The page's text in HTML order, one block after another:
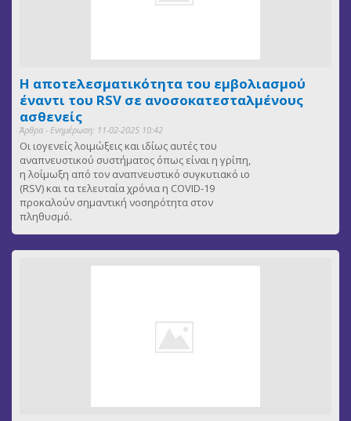
Η αποτελεσματικότητα του εμβολιασμού
έναντι του RSV σε ανοσοκατεσταλμένους
ασθενείς
Άρθρα - Ενημέρωση: 11-02-2025 10:42
Οι ιογενείς λοιμώξεις και ιδίως αυτές του
αναπνευστικού συστήματος όπως είναι η γρίπη,
η λοίμωξη από τον αναπνευστικό συγκυτιακό ιο
(RSV) και τα τελευταία χρόνια η COVID-19
προκαλούν σημαντική νοσηρότητα στον
πληθυσμό.